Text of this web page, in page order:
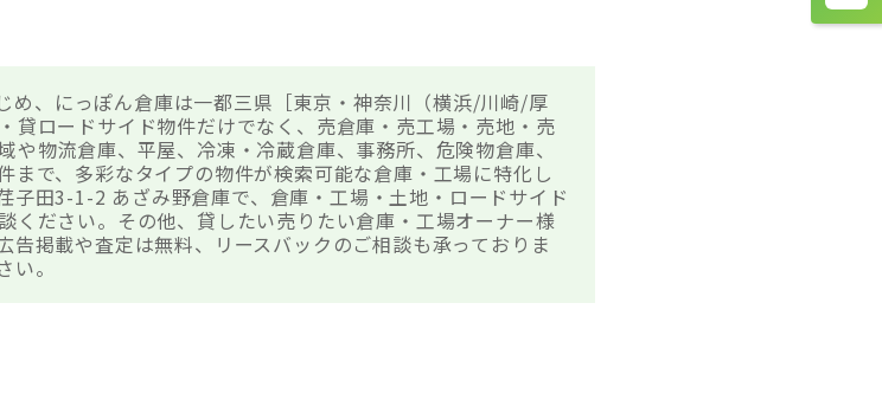
、にっぽん倉庫は一都三県［東京・神奈川（横浜/川崎/厚
貸ロードサイド物件だけでなく、売倉庫・売工場・売地・売
物流倉庫、平屋、冷凍・冷蔵倉庫、事務所、危険物倉庫、
まで、多彩なタイプの物件が検索可能な倉庫・工場に特化し
子田3-1-2 あざみ野倉庫で、倉庫・工場・土地・ロードサイド
ください。その他、貸したい売りたい倉庫・工場オーナー様
告掲載や査定は無料、リースバックのご相談も承っておりま
。